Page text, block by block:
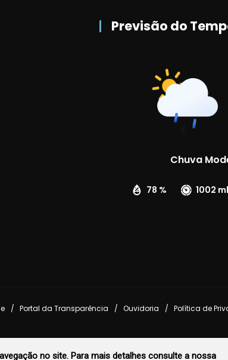
Previsão do
Chuva
78 % 1002
Portal da Transparência Ouvidoria Política de
no site. Para mais detalhes consulte a nossa